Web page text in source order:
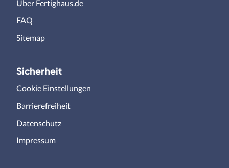
Über Fertighaus.de
FAQ
Sitemap
Sicherheit
Cookie Einstellungen
Barrierefreiheit
Datenschutz
Impressum